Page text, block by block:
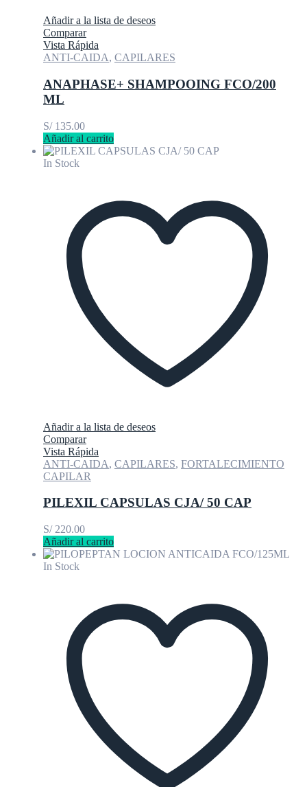
Añadir a la lista de deseos
Comparar
Vista Rápida
ANTI-CAIDA, CAPILARES
ANAPHASE+ SHAMPOOING FCO/200
ML
S/135.00
Añadir al carrito
In Stock
Añadir a la lista de deseos
Comparar
Vista Rápida
ANTI-CAIDA, CAPILARES, FORTALECIMIENTO
CAPILAR
PILEXIL CAPSULAS CJA/ 50 CAP
S/220.00
Añadir al carrito
In Stock